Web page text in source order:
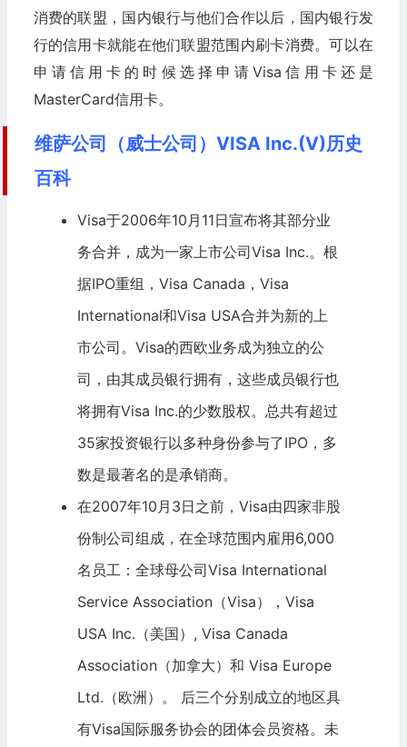
消费的联盟，国内银行与他们合作以后，国内银行发
行的信用卡就能在他们联盟范围内刷卡消费。可以在
申请信用卡的时候选择申请Visa信用卡还是
MasterCard信用卡。
维萨公司（威士公司）VISA Inc.(V)历史
百科
Visa于2006年10月11日宣布将其部分业
务合并，成为一家上市公司Visa Inc.。根
据IPO重组，Visa Canada，Visa
International和Visa USA合并为新的上
市公司。Visa的西欧业务成为独立的公
司，由其成员银行拥有，这些成员银行也
将拥有Visa Inc.的少数股权。总共有超过
35家投资银行以多种身份参与了IPO，多
数是最著名的是承销商。
在2007年10月3日之前，Visa由四家非股
份制公司组成，在全球范围内雇用6,000
名员工：全球母公司Visa International
Service Association（Visa），Visa
USA Inc.（美国）, Visa Canada
Association（加拿大）和 Visa Europe
Ltd.（欧洲）。 后三个分别成立的地区具
有Visa国际服务协会的团体会员资格。未